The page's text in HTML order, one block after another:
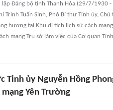
lập Đảng bộ tỉnh Thanh Hóa (29/7/
Trịnh Tuấn Sinh, Phó Bí thư Tỉnh ủy,
hương tại Khu di tích lịch sử cách
mạng Trụ sở làm việc của Cơ quan
Tỉnh ủy Nguyễn Hồng
Yên Trường